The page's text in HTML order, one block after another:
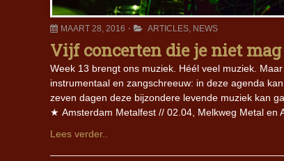
MAART 28, 2016 ARTICLES, NEWS
Vijf concerten die je niet
Week 13 brengt ons muziek. Héél veel muziek.
instrumentaal en zangschreeuw: in deze agenda
zeven dagen deze bijzondere levende muziek kan
★ Amsterdam Metalfest // 02.04, Melkweg Metal en
Lees verder..